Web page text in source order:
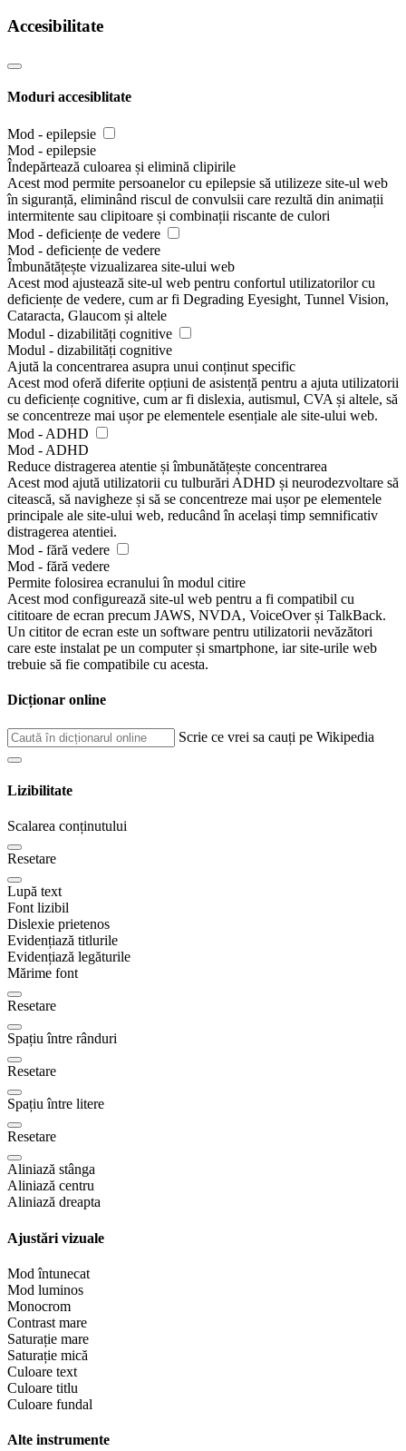
Accesibilitate
Moduri accesiblitate
Mod - epilepsie
Mod - epilepsie
Îndepărtează culoarea și elimină clipirile
Acest mod permite persoanelor cu epilepsie să utilizeze site-ul web
în siguranță, eliminând riscul de convulsii care rezultă din animații
intermitente sau clipitoare și combinații riscante de culori
Mod - deficiențe de vedere
Mod - deficiențe de vedere
Îmbunătățește vizualizarea site-ului web
Acest mod ajustează site-ul web pentru confortul utilizatorilor cu
deficiențe de vedere, cum ar fi Degrading Eyesight, Tunnel Vision,
Cataracta, Glaucom și altele
Modul - dizabilități cognitive
Modul - dizabilități cognitive
Ajută la concentrarea asupra unui conținut specific
Acest mod oferă diferite opțiuni de asistență pentru a ajuta utilizatorii
cu deficiențe cognitive, cum ar fi dislexia, autismul, CVA și altele, să
se concentreze mai ușor pe elementele esențiale ale site-ului web.
Mod - ADHD
Mod - ADHD
Reduce distragerea atentie și îmbunătățește concentrarea
Acest mod ajută utilizatorii cu tulburări ADHD și neurodezvoltare să
citească, să navigheze și să se concentreze mai ușor pe elementele
principale ale site-ului web, reducând în același timp semnificativ
distragerea atentiei.
Mod - fără vedere
Mod - fără vedere
Permite folosirea ecranului în modul citire
Acest mod configurează site-ul web pentru a fi compatibil cu
cititoare de ecran precum JAWS, NVDA, VoiceOver și TalkBack.
Un cititor de ecran este un software pentru utilizatorii nevăzători
care este instalat pe un computer și smartphone, iar site-urile web
trebuie să fie compatibile cu acesta.
Dicționar online
Scrie ce vrei sa cauți pe Wikipedia
Lizibilitate
Scalarea conținutului
Resetare
Lupă text
Font lizibil
Dislexie prietenos
Evidențiază titlurile
Evidențiază legăturile
Mărime font
Resetare
Spațiu între rânduri
Resetare
Spațiu între litere
Resetare
Aliniază stânga
Aliniază centru
Aliniază dreapta
Ajustări vizuale
Mod întunecat
Mod luminos
Monocrom
Contrast mare
Saturație mare
Saturație mică
Culoare text
Culoare titlu
Culoare fundal
Alte instrumente